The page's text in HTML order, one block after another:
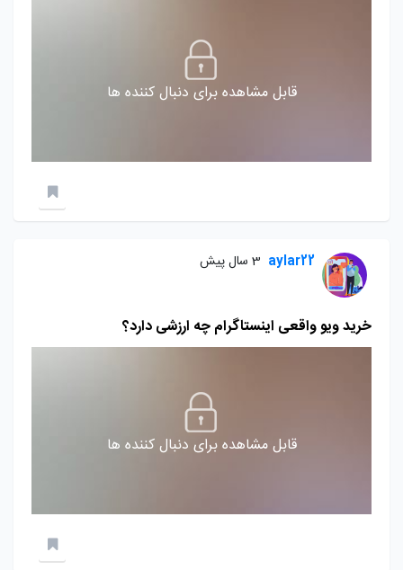
قابل مشاهده برای دنبال کننده ها
aylar22 3 سال پیش
خرید ویو واقعی اینستاگرام چه ارزشی دارد؟
قابل مشاهده برای دنبال کننده ها